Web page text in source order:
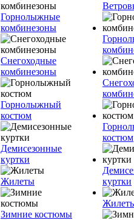
Горнолыжные
комбинезоны
Снегоходные
комбинезоны
Горнолыжный
костюм
Демисезонные
куртки
Жилеты
Зимние костюмы
костюм
куртки